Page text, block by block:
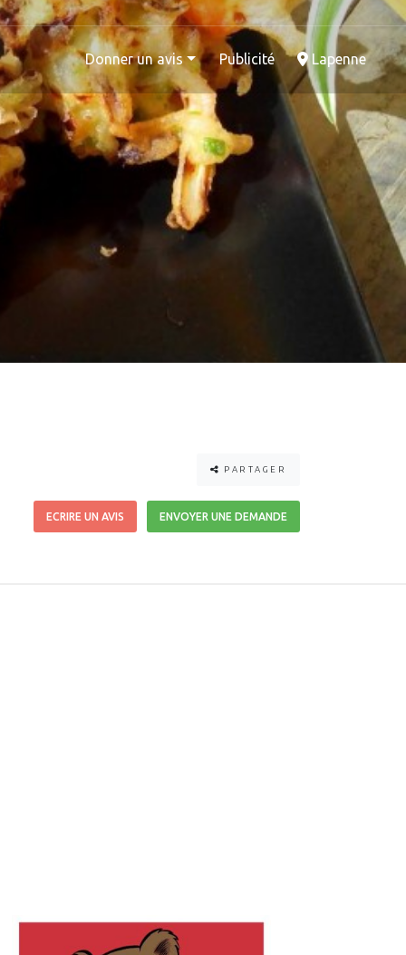
Donner un avis Publicité Lapenne
PARTAGER
ECRIRE UN AVIS ENVOYER UNE DEMANDE